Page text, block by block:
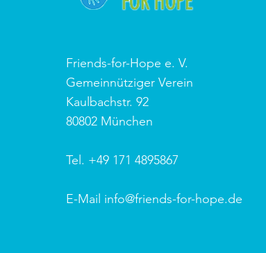
Friends-for-Hope e. V.
Gemeinnütziger Verein
Kaulbachstr. 92
80802 München
Tel. +49 171 4895867
E-Mail info@friends-for-hope.de